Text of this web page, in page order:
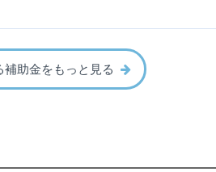
補助金をもっと見る